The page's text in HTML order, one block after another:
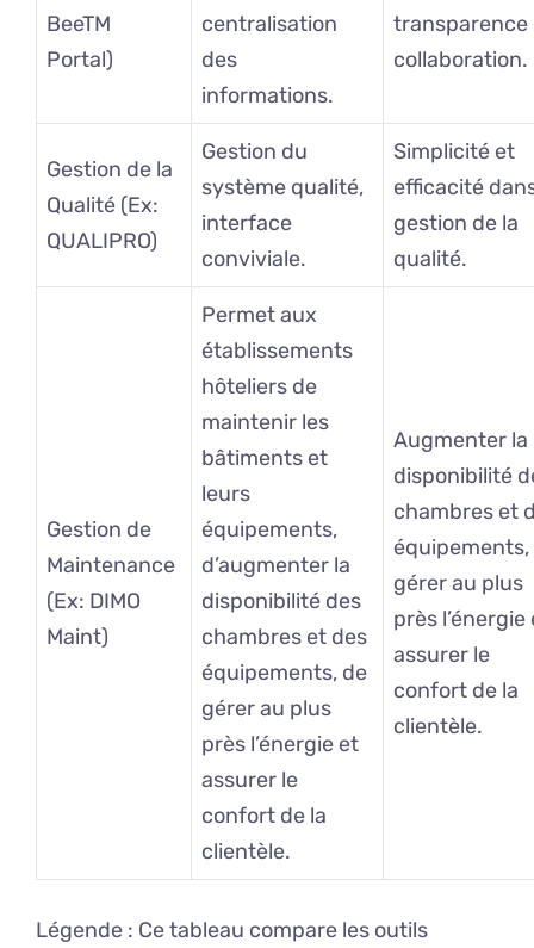
BeeTM
Portal)
centralisation
des
informations.
transparence
collaboration.
Gestion de la
Qualité (Ex:
QUALIPRO)
Gestion du
système qualité,
interface
conviviale.
Simplicité et
efficacité
gestion de la
qualité.
Gestion de
Maintenance
(Ex: DIMO
Maint)
Permet aux
établissements
hôteliers de
maintenir les
bâtiments et
leurs
équipements,
d’augmenter la
disponibilité des
chambres et des
équipements, de
gérer au plus
près l’énergie et
assurer le
confort de la
clientèle.
Augmenter la
disponibilité
chambres et
équipements,
gérer au plus
près l’énergie
assurer le
confort de la
clientèle.
Légende : Ce tableau compare les outils